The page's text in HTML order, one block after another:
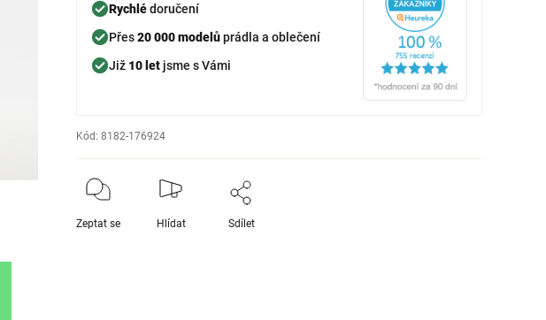
Rychlédoručení
Přes20 000 modelůprádla a oblečení
Již 10 letjsme s Vámi
Kód: 8182-176924
Zeptat se Hlídat Sdílet